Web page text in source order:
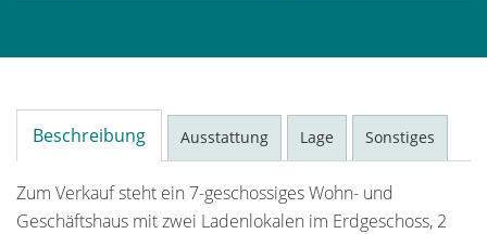
Beschreibung Ausstattung Lage Sonstiges
Zum Verkauf steht ein 7-geschossiges Wohn- und
Geschäftshaus mit zwei Ladenlokalen im Erdgeschoss, 2